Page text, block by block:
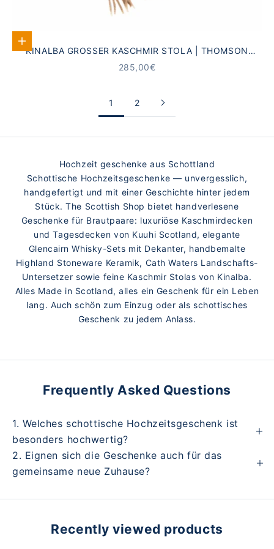
In den Warenkorb
KINALBA GROSSER KASCHMIR STOLA | THOMSON T
ARTAN KAMEL
ANGEBOT
285,00€
1 2
Hochzeit geschenke aus Schottland
Schottische Hochzeitsgeschenke — unvergesslich,
handgefertigt und mit einer Geschichte hinter jedem
Stück. The Scottish Shop bietet handverlesene
Geschenke für Brautpaare: luxuriöse Kaschmirdecken
und Tagesdecken von Kuuhi Scotland, elegante
Glencairn Whisky-Sets mit Dekanter, handbemalte
Highland Stoneware Keramik, Cath Waters Landschafts-
Untersetzer sowie feine Kaschmir Stolas von Kinalba.
Alles Made in Scotland, alles ein Geschenk für ein Leben
lang. Auch schön zum Einzug oder als schottisches
Geschenk zu jedem Anlass.
Frequently Asked Questions
1. Welches schottische Hochzeitsgeschenk ist
besonders hochwertig?
2. Eignen sich die Geschenke auch für das
gemeinsame neue Zuhause?
Recently viewed products